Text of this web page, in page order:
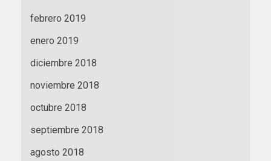
febrero 2019
enero 2019
diciembre 2018
noviembre 2018
octubre 2018
septiembre 2018
agosto 2018